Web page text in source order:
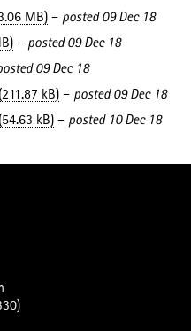
MB) – posted 09 Dec 18
– posted 09 Dec 18
09 Dec 18
kB) – posted 09 Dec 18
kB) – posted 10 Dec 18